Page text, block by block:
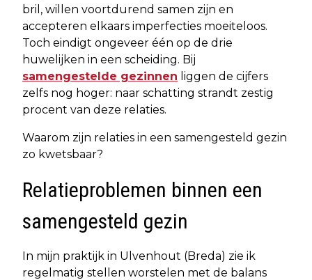
bril, willen voortdurend samen zijn en
accepteren elkaars imperfecties moeiteloos.
Toch eindigt ongeveer één op de drie
huwelijken in een scheiding. Bij
samengestelde gezinnen liggen de cijfers
zelfs nog hoger: naar schatting strandt zestig
procent van deze relaties.
Waarom zijn relaties in een samengesteld gezin
zo kwetsbaar?
Relatieproblemen binnen een
samengesteld gezin
In mijn praktijk in Ulvenhout (Breda) zie ik
regelmatig stellen worstelen met de balans